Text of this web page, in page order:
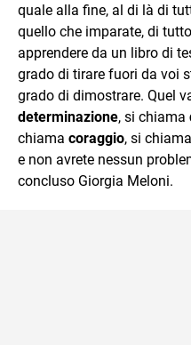
quale alla fine, al di là di
quello che imparate, di
apprendere da un libro di
grado di tirare fuori da voi
grado di dimostrare. Quel
determinazione, si chiama
chiama coraggio, si chiama
e non avrete nessun
concluso Giorgia Meloni.